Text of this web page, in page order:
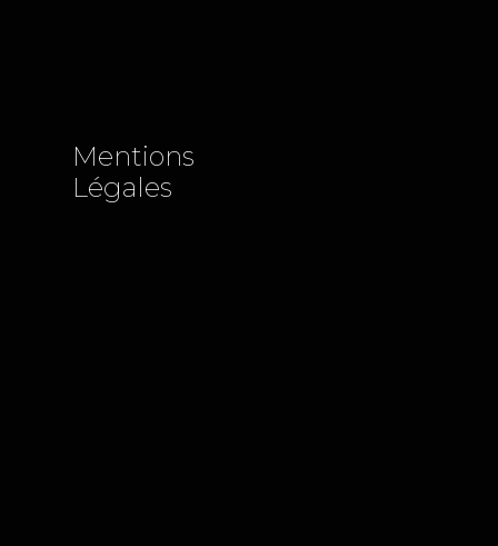
Mentions
Légales